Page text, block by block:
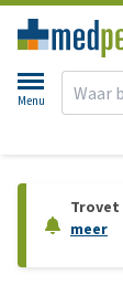
Menu
Trovet
meer